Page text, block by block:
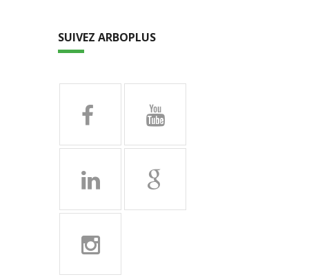
SUIVEZ ARBOPLUS